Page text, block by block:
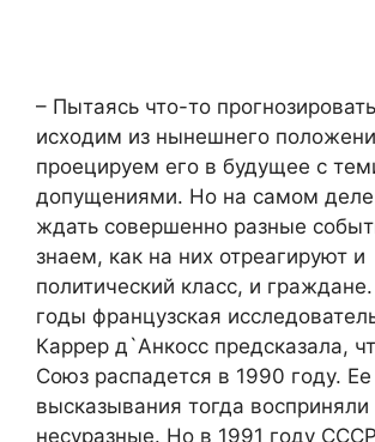
– Пытаясь что-то
исходим из нынешнего
проецируем его в будущее с
допущениями. Но на самом деле
ждать совершенно разные
знаем, как на них отреагируют и
политический класс, и
годы французская
Каррер д`Анкосс предсказала,
Союз распадется в 1990 году. Ее
высказывания тогда восприняли
несуразные. Но в 1991 году